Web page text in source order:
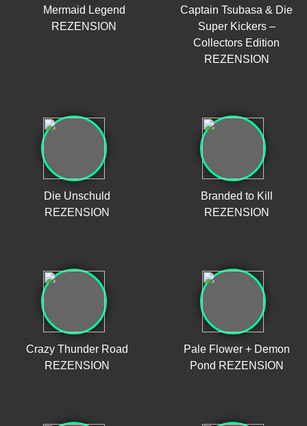
Mermaid Legend
REZENSION
Captain Tsubasa & Die
Super Kickers –
Collectors Edition
REZENSION
Die Unschuld
REZENSION
Branded to Kill
REZENSION
Crazy Thunder Road
REZENSION
Pale Flower + Demon
Pond REZENSION